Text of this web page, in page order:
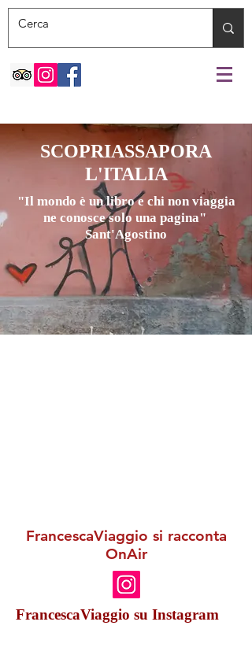
SCOPRIASSAPORA
L'ITALIA
"Il mondo è un libro e chi non viaggia
ne conosce solo una pagina"
Sant'Agostino
FrancescaViaggio si racconta
OnAir
FrancescaViaggio su Instagram